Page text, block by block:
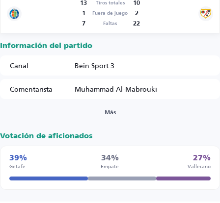
13 Tiros totales
10
1
Fuera de juego
2
7
Faltas 22
Información del partido
Canal
Bein Sport 3
Comentarista
Muhammad Al-Mabrouki
Más
Votación de aficionados
39%
Getafe
34%
Empate
27%
Vallecano